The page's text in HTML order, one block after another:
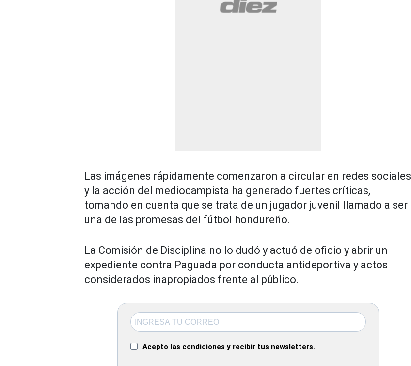
Las imágenes rápidamente comenzaron a circular en redes sociales
y la acción del mediocampista ha generado fuertes críticas,
tomando en cuenta que se trata de un jugador juvenil llamado a ser
una de las promesas del fútbol hondureño.
La Comisión de Disciplina no lo dudó y actuó de oficio y abrir un
expediente contra Paguada por conducta antideportiva y actos
considerados inapropiados frente al público.
Acepto las condiciones y recibir tus newsletters.